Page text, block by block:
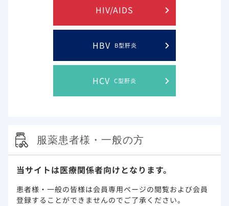
一般使用成績調査
一般使用成績調査 最終
横スクロール
特性
基本情報
調製・投与・保管取り扱い
HIV/AIDS
HBV B型肝炎
HCV C型肝炎
服薬患者様・一般の方
当サイトは医療関係者向けとなります。
患者様・一般の皆様は会員専用ページの閲覧および会員
登録することができませんのでご了承ください。